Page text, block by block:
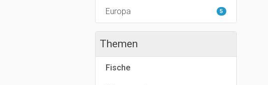
Europa 5
Themen
Fische